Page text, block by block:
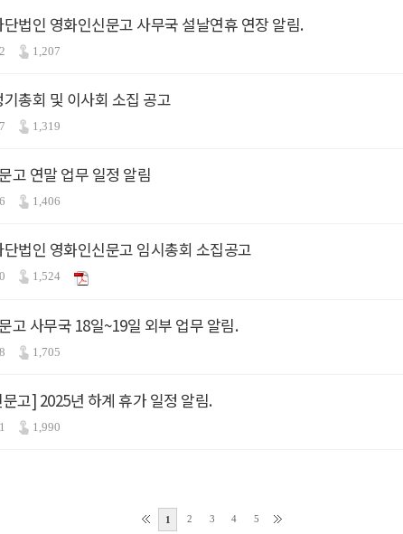
법인 영화인신문고 사무국 설날연휴 연장 알림.
1,207
총회 및 이사회 소집 공고
1,319
고 연말 업무 일정 알림
1,406
단법인 영화인신문고 임시총회 소집공고
1,524
고 사무국 18일~19일 외부 업무 알림.
1,705
고] 2025년 하계 휴가 일정 알림.
1,990
1 2 3 4 5